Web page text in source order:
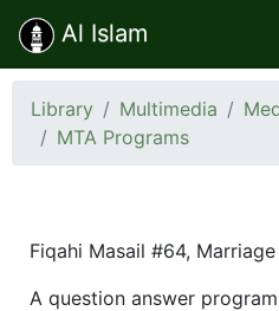
Al Islam
Library Multimedia
MTA Programs
Fiqahi Masail #64,
A question answer